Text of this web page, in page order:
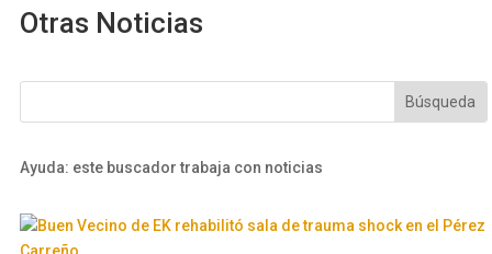
Otras Noticias
Ayuda: este buscador trabaja con noticias